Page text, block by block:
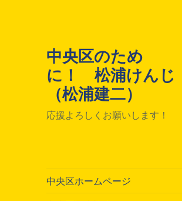
中央区のため
に！ 松浦けんじ
（松浦建二）
応援よろしくお願いします！
中央区ホームページ